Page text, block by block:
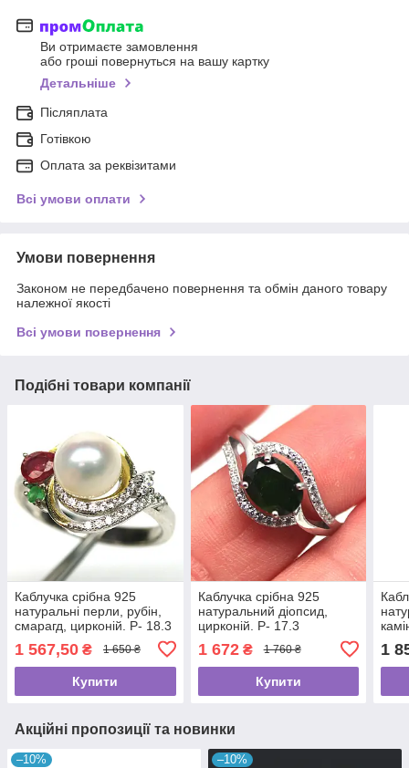
Ви отримаєте замовлення
або гроші повернуться на вашу картку
Детальніше
Післяплата
Готівкою
Оплата за реквізитами
Всі умови оплати
Умови повернення
Законом не передбачено повернення та обмін даного товару
належної якості
Всі умови повернення
Подібні товари компанії
Каблучка срібна 925
натуральні перли, рубін,
смарагд, цирконій. Р- 18.3
1 567,50 ₴ 1 650 ₴
Купити
Каблучка срібна 925
натуральний діопсид,
цирконій. Р- 17.3
1 672₴ 1 760 ₴
Купити
Р-
1
Акційні пропозиції та новинки
–10% –10%